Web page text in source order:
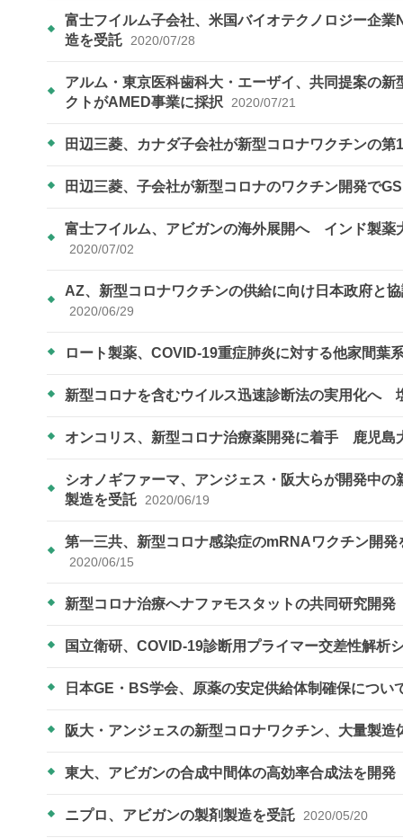
富士フイルム子会社、米国バイオテクノロジー企
造を受託
2020/07/28
アルム・東京医科歯科大・エーザイ、共同提案の
クトがAMED事業に採択
2020/07/21
田辺三菱、カナダ子会社が新型コロナワクチンの
田辺三菱、子会社が新型コロナのワクチン開発で
富士フイルム、アビガンの海外展開へ インド製薬
2020/07/02
AZ、新型コロナワクチンの供給に向け日本政府と
2020/06/29
ロート製薬、COVID-19重症肺炎に対する他家間葉
新型コロナを含むウイルス迅速診断法の実用化へ
オンコリス、新型コロナ治療薬開発に着手 鹿児島
シオノギファーマ、アンジェス・阪大らが開発中
製造を受託
2020/06/19
第一三共、新型コロナ感染症のmRNAワクチン開
2020/06/15
新型コロナ治療へナファモスタットの共同研究
国立衛研、COVID-19診断用プライマー交差性解析
日本GE・BS学会、原薬の安定供給体制確保につ
阪大・アンジェスの新型コロナワクチン、大量製
東大、アビガンの合成中間体の高効率合成法を開発
ニプロ、アビガンの製剤製造を受託 2020/05/20